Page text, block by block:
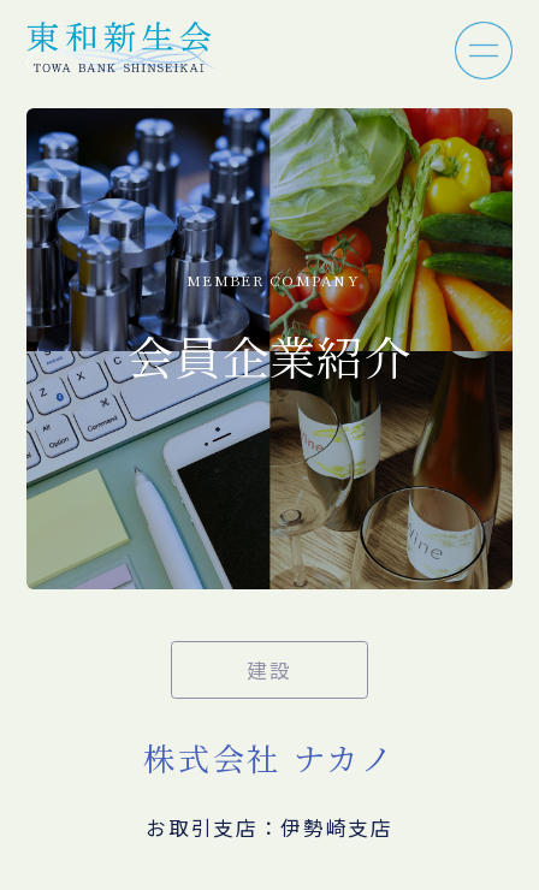
MEMBER COMPANY
会員企業紹介
建設
株式会社 ナカノ
お取引支店：伊勢崎支店